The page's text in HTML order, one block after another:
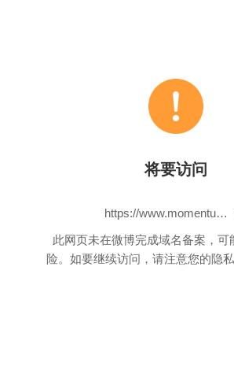
将要访问
https://www.momentum.com.tw/news/257/detail
此网页未在微博完成域名备案，可
险。如要继续访问，请注意您的隐私